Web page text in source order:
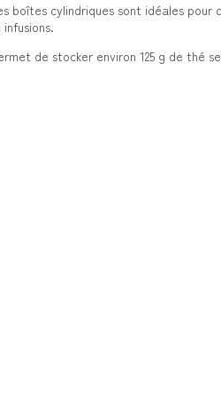
boîtes cylindriques sont idéales
de stocker environ 125 g de thé